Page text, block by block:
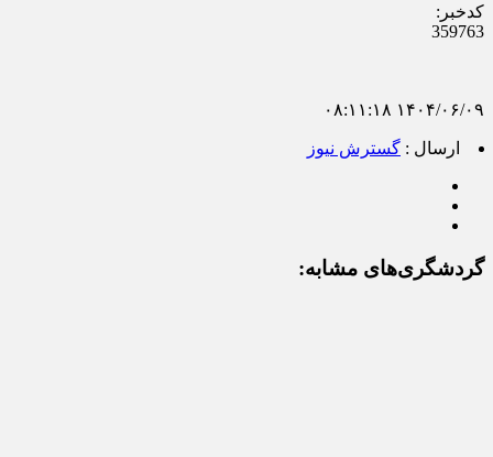
کدخبر:
359763
۱۴۰۴/۰۶/۰۹ ۰۸:۱۱:۱۸
ارسال : گسترش نیوز
گردشگری‌های مشابه: